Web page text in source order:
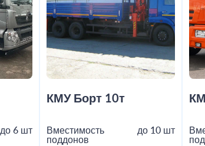
до 6 шт
КМУ Борт 10т
Вместимость
поддонов
до 10 шт